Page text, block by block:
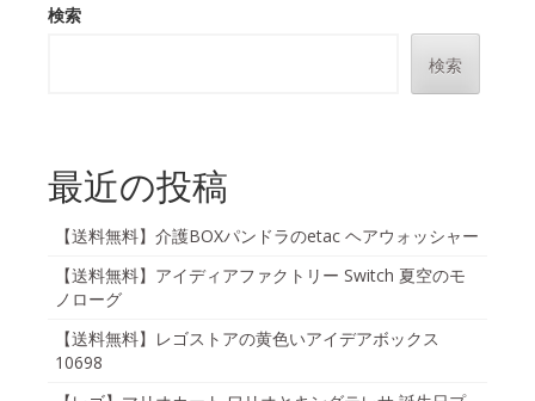
検索
検索
最近の投稿
【送料無料】介護BOXパンドラのetac ヘアウォッシャー
【送料無料】アイディアファクトリー Switch 夏空のモ
ノローグ
【送料無料】レゴストアの黄色いアイデアボックス
10698